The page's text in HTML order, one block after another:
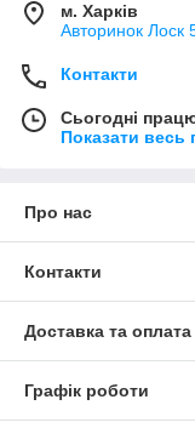
м. Харків
Авторинок Лоск
Контакти
Сьогодні
Показати весь
Про нас
Контакти
Доставка та оплата
Графік роботи